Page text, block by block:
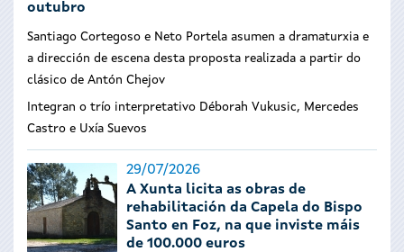
outubro
Santiago Cortegoso e Neto Portela asumen a dramaturxia e
a dirección de escena desta proposta realizada a partir do
clásico de Antón Chejov
Integran o trío interpretativo Déborah Vukusic, Mercedes
Castro e Uxía Suevos
29/07/2026
A Xunta licita as obras de
rehabilitación da Capela do Bispo
Santo en Foz, na que inviste máis
de 100.000 euros